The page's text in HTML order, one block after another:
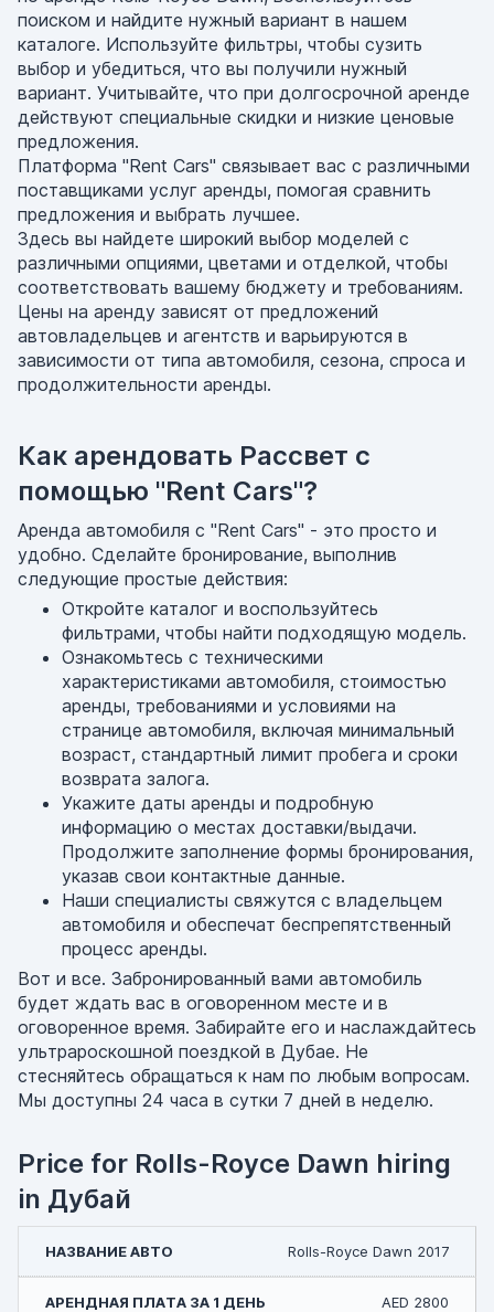
поиском и найдите нужный вариант в нашем
каталоге. Используйте фильтры, чтобы сузить
выбор и убедиться, что вы получили нужный
вариант. Учитывайте, что при долгосрочной аренде
действуют специальные скидки и низкие ценовые
предложения.
Платформа "Rent Cars" связывает вас с различными
поставщиками услуг аренды, помогая сравнить
предложения и выбрать лучшее.
Здесь вы найдете широкий выбор моделей с
различными опциями, цветами и отделкой, чтобы
соответствовать вашему бюджету и требованиям.
Цены на аренду зависят от предложений
автовладельцев и агентств и варьируются в
зависимости от типа автомобиля, сезона, спроса и
продолжительности аренды.
Как арендовать Рассвет с
помощью "Rent Cars"?
Аренда автомобиля с "Rent Cars" - это просто и
удобно. Сделайте бронирование, выполнив
следующие простые действия:
Откройте каталог и воспользуйтесь
фильтрами, чтобы найти подходящую модель.
Ознакомьтесь с техническими
характеристиками автомобиля, стоимостью
аренды, требованиями и условиями на
странице автомобиля, включая минимальный
возраст, стандартный лимит пробега и сроки
возврата залога.
Укажите даты аренды и подробную
информацию о местах доставки/выдачи.
Продолжите заполнение формы бронирования,
указав свои контактные данные.
Наши специалисты свяжутся с владельцем
автомобиля и обеспечат беспрепятственный
процесс аренды.
Вот и все. Забронированный вами автомобиль
будет ждать вас в оговоренном месте и в
оговоренное время. Забирайте его и наслаждайтесь
ультрароскошной поездкой в Дубае. Не
стесняйтесь обращаться к нам по любым вопросам.
Мы доступны 24 часа в сутки 7 дней в неделю.
Price for Rolls-Royce Dawn hiring
in Дубай
Rolls-Royce Dawn 2017
AED 2800